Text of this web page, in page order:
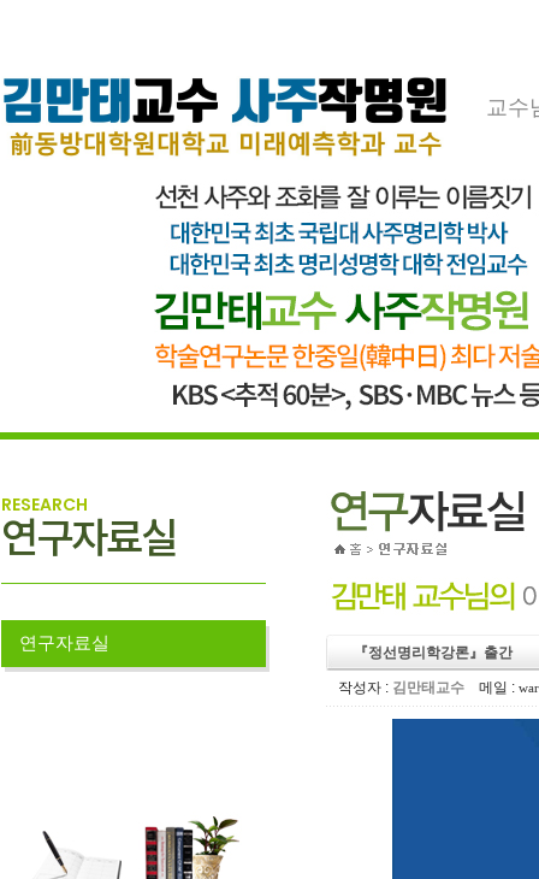
교수
RESEARCH
연구자료실
연구자료실 『정선명리학강론』출간
작성자 : 김만태교수 메일 :